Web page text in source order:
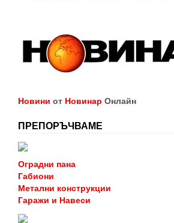
Новини от Новинар Онлайн
ПРЕПОРЪЧВАМЕ
Оградни пана
Габиони
Метални конструкции
Гаражи и Навеси